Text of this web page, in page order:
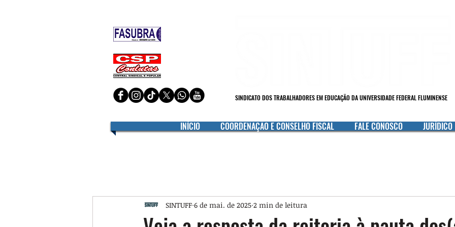
SINDICATO DOS TRABALHADORES EM EDUCAÇÃO DA UNIVERSIDADE FEDERAL FLUMINENSE
INÍCIO COORDENAÇÃO E CONSELHO FISCAL FALE CONOSCO JURÍDICO
SINTUFF 6 de mai. de 2025 2 min de leitura